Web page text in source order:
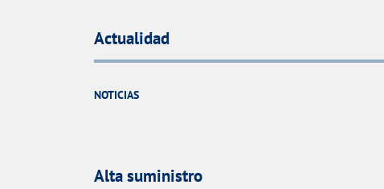
Actualidad
NOTICIAS
Alta suministro